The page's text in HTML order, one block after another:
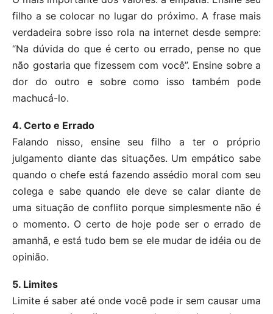
filho a se colocar no lugar do próximo. A frase mais
verdadeira sobre isso rola na internet desde sempre:
“Na dúvida do que é certo ou errado, pense no que
não gostaria que fizessem com você”. Ensine sobre a
dor do outro e sobre como isso também pode
machucá-lo.
4. Certo e Errado
Falando nisso, ensine seu filho a ter o próprio
julgamento diante das situações. Um empático sabe
quando o chefe está fazendo assédio moral com seu
colega e sabe quando ele deve se calar diante de
uma situação de conflito porque simplesmente não é
o momento. O certo de hoje pode ser o errado de
amanhã, e está tudo bem se ele mudar de idéia ou de
opinião.
5. Limites
Limite é saber até onde você pode ir sem causar uma